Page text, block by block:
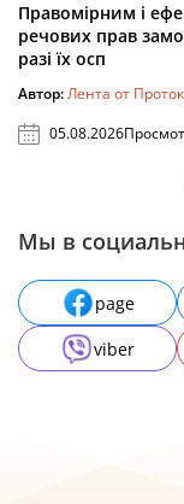
Правомірним і
речових прав
разі їх осп
Автор:Лента от
05.08.2026
Мы в
page
viber